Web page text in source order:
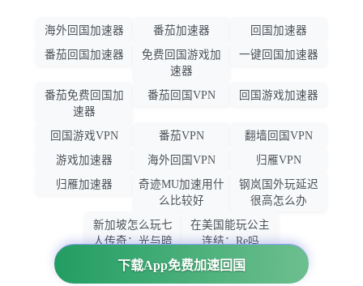
下载App免费加速回国
海外回国加速器 番茄加速器
回国加速器
番茄回国加速器
免费回国游戏加
速器
一键回国加速器
番茄免费回国加
速器
番茄回国VPN 回国游戏加速器
回国游戏VPN 番茄VPN
翻墙回国VPN
游戏加速器
海外回国VPN
归雁VPN
归雁加速器
奇迹MU加速用什
么比较好
钢岚国外玩延迟
很高怎么办
新加坡怎么玩七
人传奇：光与暗
之交战
在美国能玩公主
连结：Re吗